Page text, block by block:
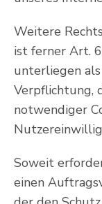
Weitere
ist ferner Art.
unterliegen
Verpflichtung,
notwendiger
Soweit
einen